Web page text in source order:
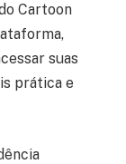
Cartoon
suas
prática e